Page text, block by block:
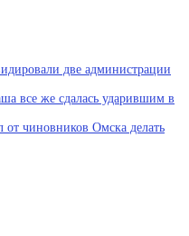
две администрации
все же сдалась ударившим в
от чиновников Омска делать